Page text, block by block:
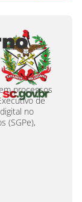
processos
de
no
(SGPe),